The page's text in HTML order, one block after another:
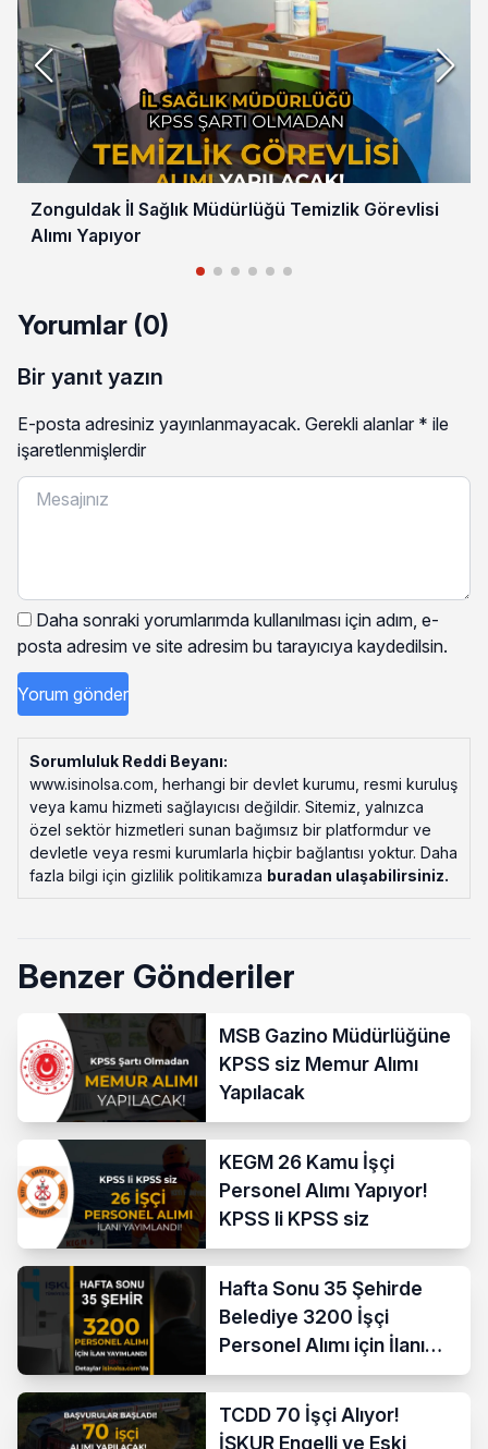
Zonguldak İl Sağlık Müdürlüğü Temizlik Görevlisi
Alımı Yapıyor
Yorumlar (0)
Bir yanıt yazın
E-posta adresiniz yayınlanmayacak. Gerekli alanlar * ile
işaretlenmişlerdir
Daha sonraki yorumlarımda kullanılması için adım, e-
posta adresim ve site adresim bu tarayıcıya kaydedilsin.
Sorumluluk Reddi Beyanı:
www.isinolsa.com, herhangi bir devlet kurumu, resmi kuruluş
veya kamu hizmeti sağlayıcısı değildir. Sitemiz, yalnızca
özel sektör hizmetleri sunan bağımsız bir platformdur ve
devletle veya resmi kurumlarla hiçbir bağlantısı yoktur. Daha
fazla bilgi için gizlilik politikamıza buradan ulaşabilirsiniz.
Benzer Gönderiler
MSB Gazino Müdürlüğüne
KPSS siz Memur Alımı
Yapılacak
KEGM 26 Kamu İşçi
Personel Alımı Yapıyor!
KPSS li KPSS siz
Hafta Sonu 35 Şehirde
Belediye 3200 İşçi
Personel Alımı için İlanı
Yayımladı!
TCDD 70 İşçi Alıyor!
İŞKUR Engelli ve Eski